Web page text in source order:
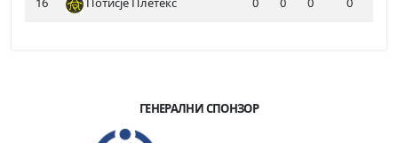
ГЕНЕРАЛНИ СПОНЗОР